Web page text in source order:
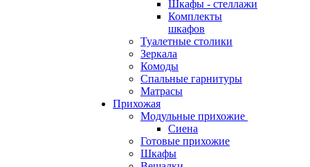
Шкафы - стеллажи
Комплекты
шкафов
Туалетные столики
Зеркала
Комоды
Спальные гарнитуры
Матрасы
Прихожая
Модульные прихожие
Сиена
Готовые прихожие
Шкафы